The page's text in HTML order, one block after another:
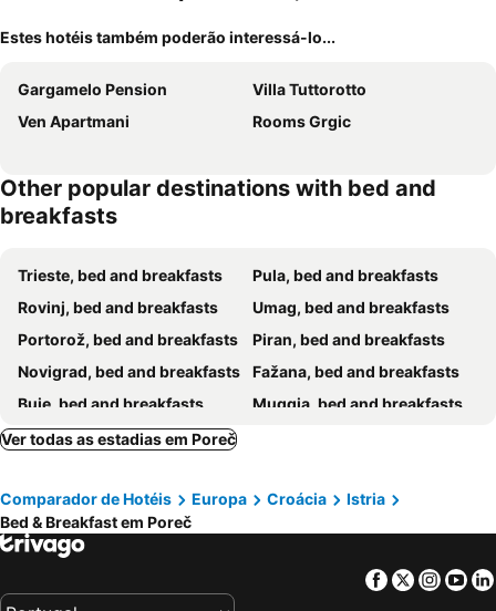
Estes hotéis também poderão interessá-lo...
Gargamelo Pension
Villa Tuttorotto
Ven Apartmani
Rooms Grgic
Other popular destinations with bed and
breakfasts
Trieste, bed and breakfasts
Pula, bed and breakfasts
Rovinj, bed and breakfasts
Umag, bed and breakfasts
Portorož, bed and breakfasts
Piran, bed and breakfasts
Novigrad, bed and breakfasts
Fažana, bed and breakfasts
Buje, bed and breakfasts
Muggia, bed and breakfasts
Funtana, bed and breakfasts
San Dorligo della Valle, bed and breakfasts
Grožnjan, bed and breakfasts
Motovun, bed and breakfasts
Vodnjan, bed and breakfasts
Sečovlje, bed and breakfasts
Cerovlje, bed and breakfasts
Zambratija, bed and breakfasts
Ver todas as estadias em Poreč
Comparador de Hotéis Europa Croácia
Istria
Bed & Breakfast em Poreč
Facebook
Twitter